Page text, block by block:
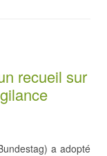
recueil sur
a adopté